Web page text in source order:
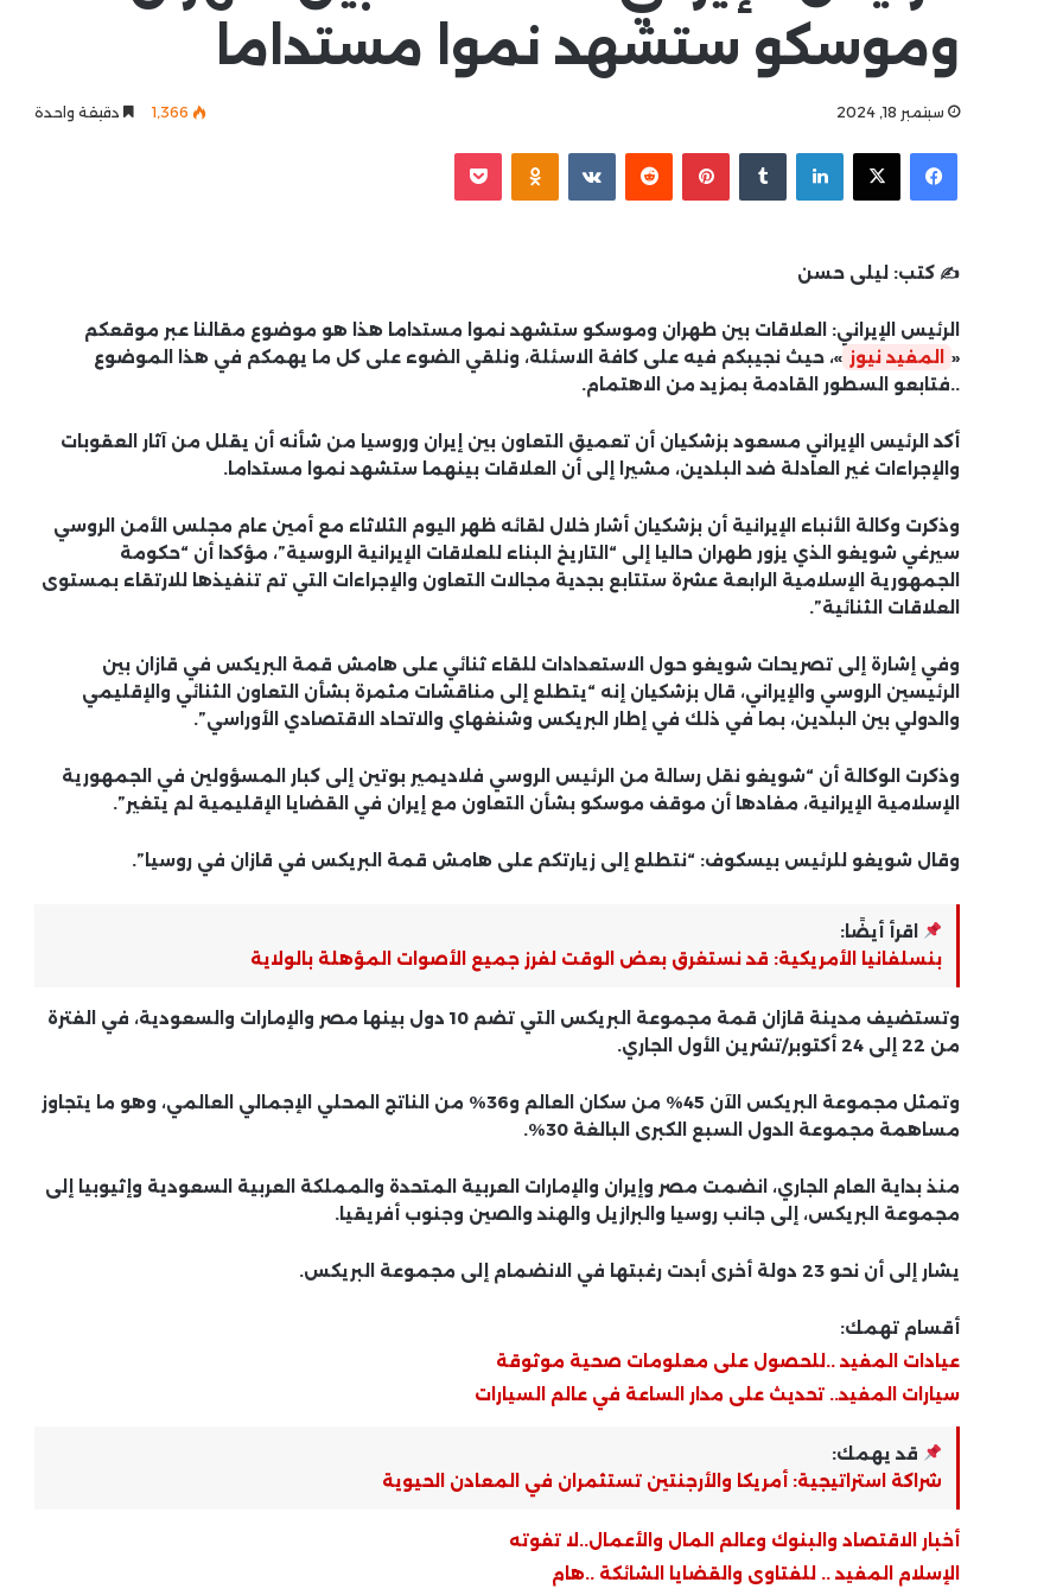
وموسكو ستشهد نموا مستداما
سبتمبر 18, 2024 1٬366 دقيقة واحدة
فيسبوك
‫X لينكدإن بينتيريست Odnoklassniki
‫Pocket
✍️ كتب: ليلى حسن
الرئيس الإيراني: العلاقات بين طهران وموسكو ستشهد نموا مستداما هذا هو موضوع مقالنا عبر موقعكم
«
المفيد نيوز »، حيث نجيبكم فيه على كافة الاسئلة، ونلقي الضوء على كل ما يهمكم في هذا الموضوع
..فتابعو السطور القادمة بمزيد من الاهتمام.
أكد الرئيس الإيراني مسعود بزشكيان أن تعميق التعاون بين إيران وروسيا من شأنه أن يقلل من آثار العقوبات
والإجراءات غير العادلة ضد البلدين، مشيرا إلى أن العلاقات بينهما ستشهد نموا مستداما.
وذكرت وكالة الأنباء الإيرانية أن بزشكيان أشار خلال لقائه ظهر اليوم الثلاثاء مع أمين عام مجلس الأمن الروسي
سيرغي شويغو الذي يزور طهران حاليا إلى “التاريخ البناء للعلاقات الإيرانية الروسية”، مؤكدا أن “حكومة
الجمهورية الإسلامية الرابعة عشرة ستتابع بجدية مجالات التعاون والإجراءات التي تم تنفيذها للارتقاء بمستوى
العلاقات الثنائية”.
وفي إشارة إلى تصريحات شويغو حول الاستعدادات للقاء ثنائي على هامش قمة البريكس في قازان بين
الرئيسين الروسي والإيراني، قال بزشكيان إنه “يتطلع إلى مناقشات مثمرة بشأن التعاون الثنائي والإقليمي
والدولي بين البلدين، بما في ذلك في إطار البريكس وشنغهاي والاتحاد الاقتصادي الأوراسي”.
وذكرت الوكالة أن “شويغو نقل رسالة من الرئيس الروسي فلاديمير بوتين إلى كبار المسؤولين في الجمهورية
الإسلامية الإيرانية، مفادها أن موقف موسكو بشأن التعاون مع إيران في القضايا الإقليمية لم يتغير”.
وقال شويغو للرئيس بيسكوف: “نتطلع إلى زيارتكم على هامش قمة البريكس في قازان في روسيا”.
اقرأ أيضًا:
بنسلفانيا الأمريكية: قد نستغرق بعض الوقت لفرز جميع الأصوات المؤهلة بالولاية
وتستضيف مدينة قازان قمة مجموعة البريكس التي تضم 10 دول بينها مصر والإمارات والسعودية، في الفترة
من 22 إلى 24 أكتوبر/تشرين الأول الجاري.
وتمثل مجموعة البريكس الآن 45% من سكان العالم و36% من الناتج المحلي الإجمالي العالمي، وهو ما يتجاوز
مساهمة مجموعة الدول السبع الكبرى البالغة 30%.
منذ بداية العام الجاري، انضمت مصر وإيران والإمارات العربية المتحدة والمملكة العربية السعودية وإثيوبيا إلى
مجموعة البريكس، إلى جانب روسيا والبرازيل والهند والصين وجنوب أفريقيا.
يشار إلى أن نحو 23 دولة أخرى أبدت رغبتها في الانضمام إلى مجموعة البريكس.
أقسام تهمك:
عيادات المفيد ..للحصول على معلومات صحية موثوقة
سيارات المفيد.. تحديث على مدار الساعة في عالم السيارات
قد يهمك:
شراكة استراتيجية: أمريكا والأرجنتين تستثمران في المعادن الحيوية
أخبار الاقتصاد والبنوك وعالم المال والأعمال..لا تفوته
الإسلام المفيد .. للفتاوى والقضايا الشائكة ..هام
الأزمة
المشهد الدولي .. تحركات القوى الكبرى
في ملفات ساخنة